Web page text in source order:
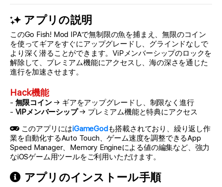
アプリの説明
このGo Fish! Mod IPAで無制限の魚を捕まえ、無限のコイン
を使ってギアをすぐにアップグレードし、グラインドなしで
より深く潜ることができます。ViPメンバーシップのロックを
解除して、プレミアム機能にアクセスし、海の深さを通じた
進行を加速させます。
Hack機能
- 無限コイン→ ギアをアップグレードし、制限なく進行
- ViPメンバーシップ→ プレミアム機能と特典にアクセス
このアプリにはiGameGodも搭載されており、繰り返し作
業を自動化するAuto Touch、ゲーム速度を調整できるApp
Speed Manager、Memory Engineによる値の編集など、強力
なiOSゲーム用ツールをご利用いただけます。
アプリのインストール手順